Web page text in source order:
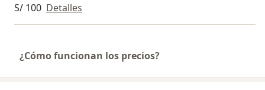
S/ 100 Detalles
¿Cómo funcionan los precios?